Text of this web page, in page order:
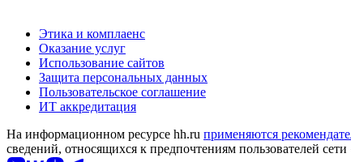
Этика и комплаенс
Оказание услуг
Использование сайтов
Защита персональных данных
Пользовательское соглашение
ИТ аккредитация
На информационном ресурсе hh.ru применяются
сведений, относящихся к предпочтениям пользователей